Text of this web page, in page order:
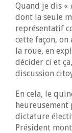
Quand je dis «
dont la seule
représentatif
cette façon,
la roue, en
décider ci et
discussion
En cela, le
heureusement
dictature
Président